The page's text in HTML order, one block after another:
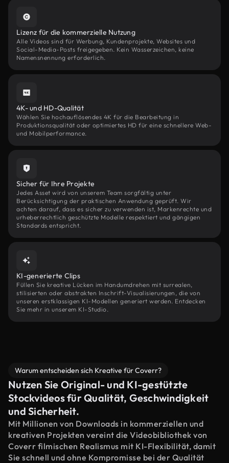
Lizenz für die kommerzielle Nutzung
Alle Videos sind für Werbung, Kundenprojekte, Websites und
Social-Media-Posts freigegeben. Kein Wasserzeichen, keine
Namensnennung erforderlich.
4K- und HD-Qualität
Wählen Sie hochauflösendes 4K für die Bearbeitung in
Produktionsqualität oder optimiertes HD für eine schnellere Web-
und Mobilperformance.
Sicher für Ihre Projekte
Jedes Asset wird von unserem Team sorgfältig unter
Berücksichtigung der praktischen Anwendung geprüft. Wir
achten darauf, dass es sicher zu verwenden ist, Markenrechte und
urheberrechtlich geschützte Modelle respektiert und gängigen
Standards entspricht.
KI-generierte Clips
Füllen Sie kreative Lücken im Handumdrehen mit surrealen,
stilisierten oder abstrakten Inschrift-Visualisierungen, die von
unseren erstklassigen KI-Modellen generiert werden. Entdecken
Sie mehr in unserem KI-Studio.
Warum entscheiden sich Kreative für Coverr?
Nutzen Sie Original- und KI-gestützte
Stockvideos für Qualität, Geschwindigkeit
und Sicherheit.
Mit Millionen von Downloads in kommerziellen und
kreativen Projekten vereint die Videobibliothek von
Coverr filmischen Realismus mit KI-Flexibilität, damit
Sie schnell und ohne Kompromisse bei der Qualität